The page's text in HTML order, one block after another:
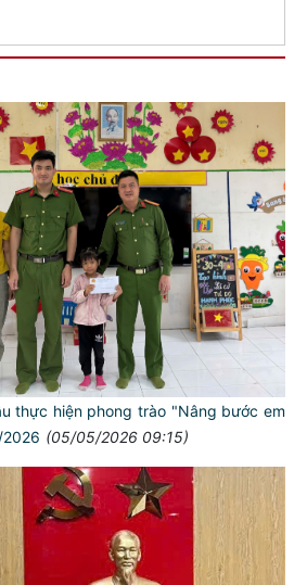
thực hiện phong trào "Nâng bước em
(05/05/2026 09:15)